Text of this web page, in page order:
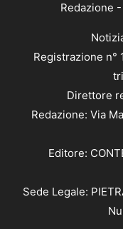
Redazione -
Registrazione n°
Direttore
Redazione: Via
Editore:
Sede Legale: